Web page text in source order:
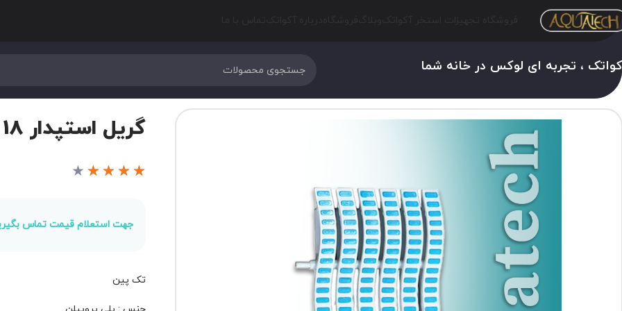
، تجربه ای لوکس در خانه شما
گریل استپدار 18 سانتی متر
★
★
★
★
★
جهت استعلام قیمت تماس
تک پین